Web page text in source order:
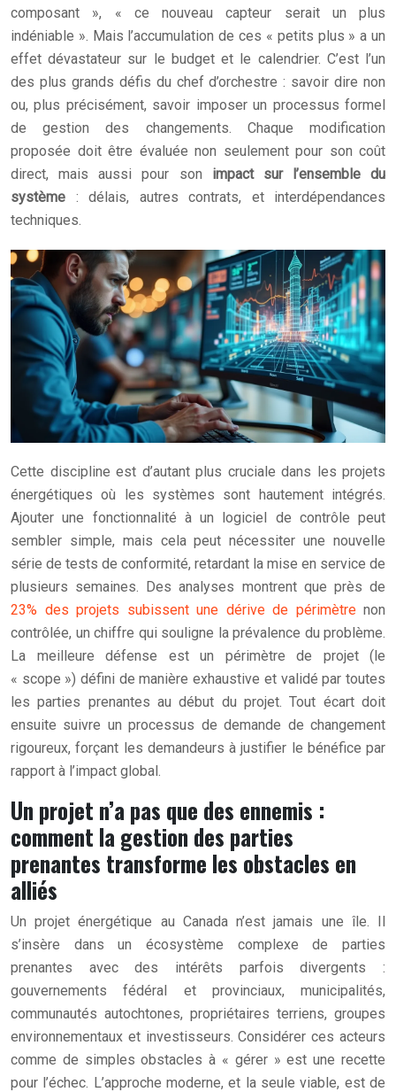
composant », « ce nouveau capteur serait un plus
indéniable ». Mais l’accumulation de ces « petits plus » a un
effet dévastateur sur le budget et le calendrier. C’est l’un
des plus grands défis du chef d’orchestre : savoir dire non
ou, plus précisément, savoir imposer un processus formel
de gestion des changements. Chaque modification
proposée doit être évaluée non seulement pour son coût
direct, mais aussi pour son impact sur l’ensemble du
système : délais, autres contrats, et interdépendances
techniques.
Cette discipline est d’autant plus cruciale dans les projets
énergétiques où les systèmes sont hautement intégrés.
Ajouter une fonctionnalité à un logiciel de contrôle peut
sembler simple, mais cela peut nécessiter une nouvelle
série de tests de conformité, retardant la mise en service de
plusieurs semaines. Des analyses montrent que près de
23% des projets subissent une dérive de périmètrenon
contrôlée, un chiffre qui souligne la prévalence du problème.
La meilleure défense est un périmètre de projet (le
« scope ») défini de manière exhaustive et validé par toutes
les parties prenantes au début du projet. Tout écart doit
ensuite suivre un processus de demande de changement
rigoureux, forçant les demandeurs à justifier le bénéfice par
rapport à l’impact global.
Un projet n’a pas que des ennemis :
comment la gestion des parties
prenantes transforme les obstacles en
alliés
Un projet énergétique au Canada n’est jamais une île. Il
s’insère dans un écosystème complexe de parties
prenantes avec des intérêts parfois divergents :
gouvernements fédéral et provinciaux, municipalités,
communautés autochtones, propriétaires terriens, groupes
environnementaux et investisseurs. Considérer ces acteurs
comme de simples obstacles à « gérer » est une recette
pour l’échec. L’approche moderne, et la seule viable, est de